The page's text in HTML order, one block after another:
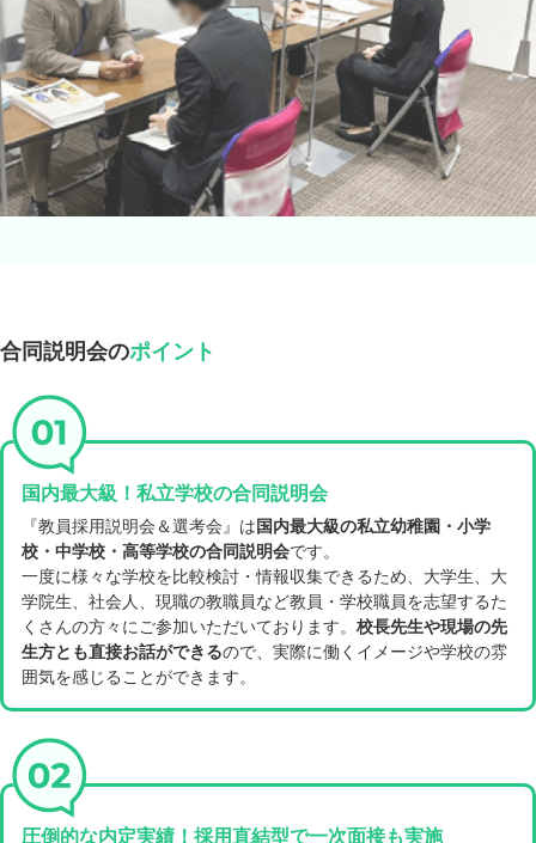
合同説明会のポイント
国内最大級！私立学校の合同説明会
『教員採用説明会＆選考会』は国内最大級の私立幼稚園・小学
校・中学校・高等学校の合同説明会です。
一度に様々な学校を比較検討・情報収集できるため、大学生、大
学院生、社会人、現職の教職員など教員・学校職員を志望するた
くさんの方々にご参加いただいております。 校長先生や現場の先
生方とも直接お話ができるので、実際に働くイメージや学校の雰
囲気を感じることができます。
圧倒的な内定実績！ 採用直結型で一次面接も実施